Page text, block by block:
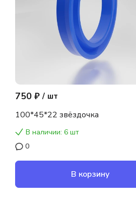
750 ₽ / шт
100*45*22 звёздочка
В наличии: 6 шт
0
В корзину